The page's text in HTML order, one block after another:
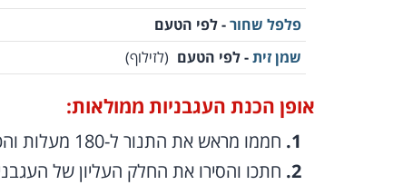
פלפל שחור- לפי הטעם
שמן זית- לפי הטעם (לזילוף)
אופן הכנת העגבניות ממולאות:
חממו מראש את התנור ל-180 מעלות והכינו תבנית בינונית בגודל של 25*35 ס"מ.
חתכו והסירו את החלק העליון של